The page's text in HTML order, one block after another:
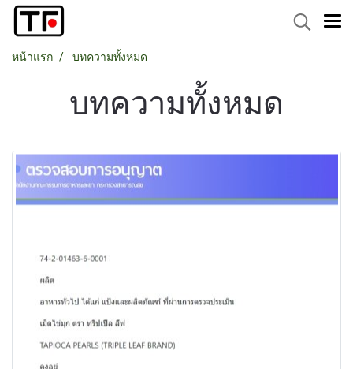
หน้าแรก บทความทั้งหมด
บทความทั้งหมด